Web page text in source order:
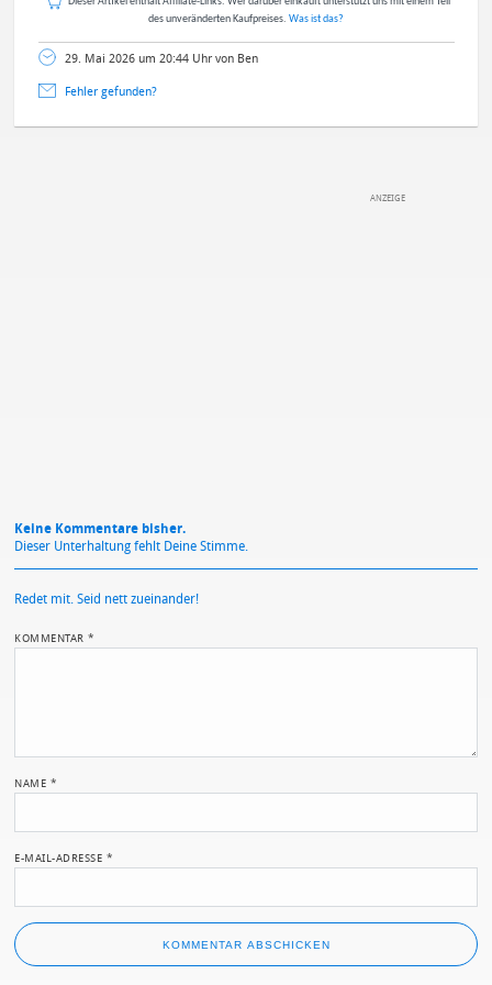
des unveränderten Kaufpreises. Was ist das?
29. Mai 2026 um 20:44 Uhr von Ben
Fehler gefunden?
Keine Kommentare bisher.
Dieser Unterhaltung fehlt Deine Stimme.
Redet mit. Seid nett zueinander!
KOMMENTAR*
NAME *
E-MAIL-ADRESSE *